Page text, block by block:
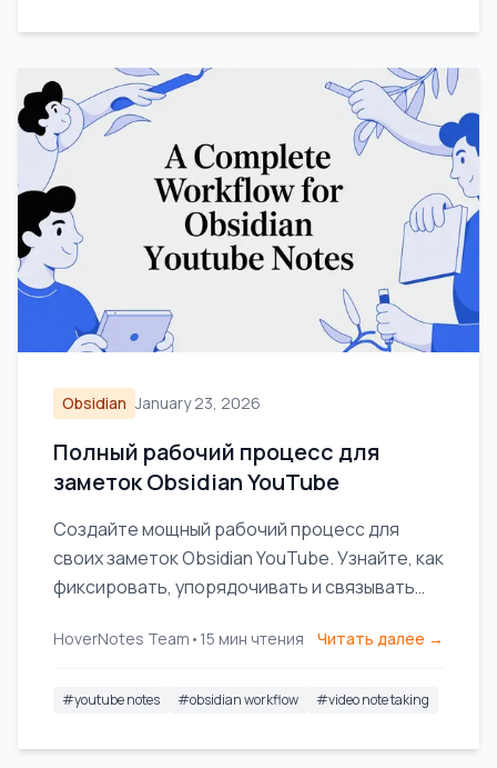
Obsidian January 23, 2026
Полный рабочий процесс для
заметок Obsidian YouTube
Создайте мощный рабочий процесс для
своих заметок Obsidian YouTube. Узнайте, как
фиксировать, упорядочивать и связывать
запоминать то, что вы смотрите.
HoverNotes Team • 15 мин чтения Читать далее →
#youtube notes #obsidian workflow #video note taking